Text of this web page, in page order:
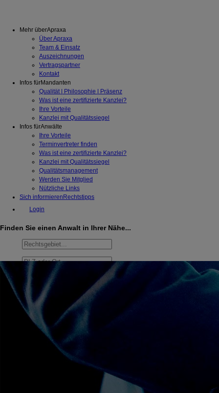
Mehr überApraxa
Über Apraxa
Team & Einsatz
Auszeichnungen
Vertragspartner
Kontakt
Infos fürMandanten
Qualität | Philosophie | Präsenz
Was ist eine zertifizierte Kanzlei?
Ihre Vorteile
Kanzlei mit Qualitätssiegel
Infos fürAnwälte
Ihre Vorteile
Terminvertreter finden
Was ist eine zertifizierte Kanzlei?
Kanzlei mit Qualitätssiegel
Qualitätsmanagement
Werden Sie Mitglied
Nützliche Links
Sich informieren Rechtstipps
Login
Finden Sie einen Anwalt in Ihrer Nähe...